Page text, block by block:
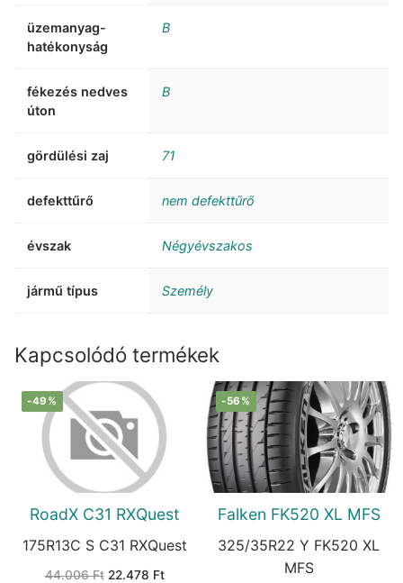
üzemanyag-
hatékonyság
B
fékezés nedves
úton
B
gördülési zaj 71
defekttűrő nem defekttűrő
évszak Négyévszakos
jármű típus Személy
Kapcsolódó termékek
-49%
RoadX C31 RXQuest
175R13C S C31 RXQuest
44.006Ft Original
22.478 FtCurrent
-56%
Falken FK520 XL MFS
325/35R22 Y FK520 XL
MFS